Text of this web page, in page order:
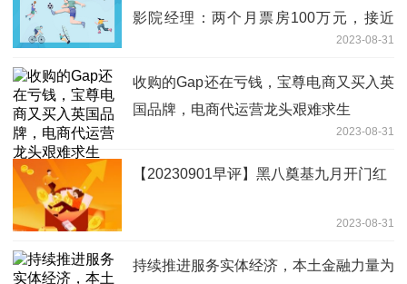
影院经理：两个月票房100万元，接近
2023-08-31
收购的Gap还在亏钱，宝尊电商又买入英
国品牌，电商代运营龙头艰难求生
2023-08-31
【20230901早评】黑八奠基九月开门红
2023-08-31
持续推进服务实体经济，本土金融力量为